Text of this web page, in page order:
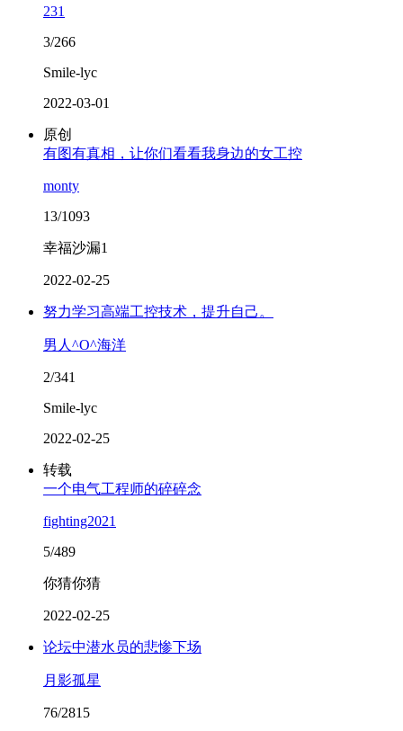
231
3/266
Smile-lyc
2022-03-01
原创
有图有真相，让你们看看我身边的女工控
monty
13/1093
幸福沙漏1
2022-02-25
努力学习高端工控技术，提升自己。
男人^O^海洋
2/341
Smile-lyc
2022-02-25
转载
一个电气工程师的碎碎念
fighting2021
5/489
你猜你猜
2022-02-25
论坛中潜水员的悲惨下场
月影孤星
76/2815